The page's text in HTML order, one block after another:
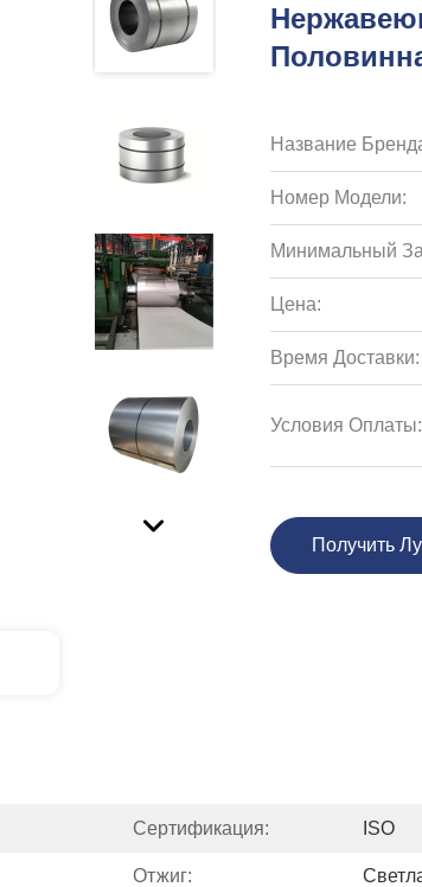
Название
Номер Модели:
Минимальный
Цена:
Время Доставки:
Условия Оплаты:
Получить
Сертификация: ISO
Отжиг: